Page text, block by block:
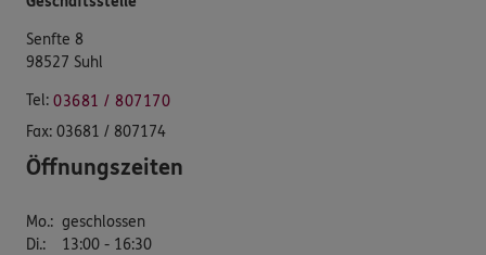
Senfte 8
98527 Suhl
Tel: 03681 / 807170
Fax: 03681 / 807174
Öffnungszeiten
Mo.: geschlossen
Di.:
13:00 - 16:30